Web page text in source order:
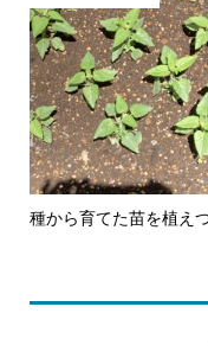
種から育てた苗を植え